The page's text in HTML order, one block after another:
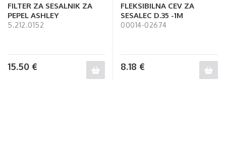
FILTER ZA SESALNIK ZA
PEPEL ASHLEY
5.212.0152
15.50 €
FLEKSIBILNA CEV ZA
SESALEC D.35 -1M
00014-02674
8.18 €